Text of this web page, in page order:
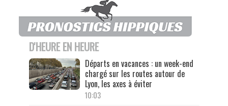
D'HEURE EN HEURE
Départs en vacances : un week-end
chargé sur les routes autour de
Lyon, les axes à éviter
10:03